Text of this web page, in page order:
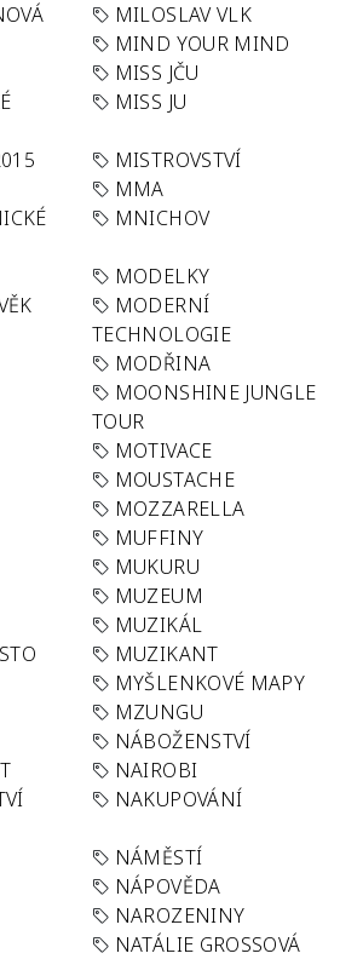
MILOSLAV VLK
MIND YOUR MIND
MISS JČU
MISS JU
MISTROVSTVÍ
MMA
MNICHOV
MODELKY
MODERNÍ
TECHNOLOGIE
MODŘINA
MOONSHINE JUNGLE
TOUR
MOTIVACE
MOUSTACHE
MOZZARELLA
MUFFINY
MUKURU
MUZEUM
MUZIKÁL
MUZIKANT
MYŠLENKOVÉ MAPY
MZUNGU
NÁBOŽENSTVÍ
NAIROBI
NAKUPOVÁNÍ
NÁMĚSTÍ
NÁPOVĚDA
NAROZENINY
NATÁLIE GROSSOVÁ